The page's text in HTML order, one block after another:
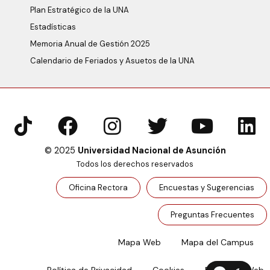
Plan Estratégico de la UNA
Estadísticas
Memoria Anual de Gestión 2025
Calendario de Feriados y Asuetos de la UNA
© 2025 Universidad Nacional de Asunción
Todos los derechos reservados
Oficina Rectora Encuestas y Sugerencias
Preguntas Frecuentes
Mapa Web Mapa del Campus